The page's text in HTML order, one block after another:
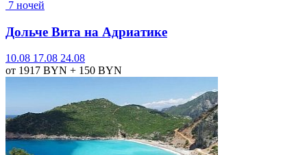
7 ночей
Дольче Вита на Адриатике
10.08 17.08 24.08
от 1917 BYN + 150 BYN